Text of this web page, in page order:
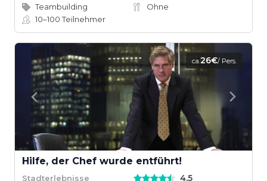
Teambuilding
Ohne
10–100Teilnehmer
ca.26€/ Pers.
Hilfe, der Chef wurde entführt!
Stadterlebnisse 4,5